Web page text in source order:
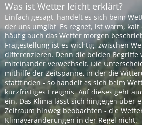
Was ist Wetter leicht erklärt?
Einfach gesagt, handelt es sich beim
der uns umgibt. Es regnet, ist warm, kalt
häufig auch das Wetter morgen
Fragestellung ist es wichtig, zwischen
differenzieren. Denn die beiden Begriffe
miteinander verwechselt. Die
mithilfe der Zeitspanne, in der die
stattfinden - so handelt es sich beim
kurzfristiges Ereignis. Auf dieses geht
ein. Das Klima lässt sich hingegen über
Zeitraum hinweg beobachten - die
Klimaveränderungen in der Regel nicht.